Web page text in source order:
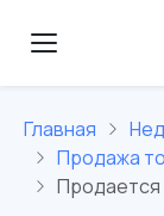
Главная
Продажа
Продается